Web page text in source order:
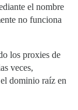
el nombre
no funciona
los proxies de
veces,
dominio raíz en